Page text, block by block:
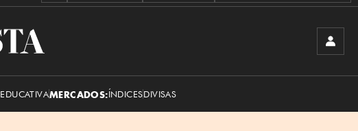
MERCADOS:ÍNDICESDIVISAS